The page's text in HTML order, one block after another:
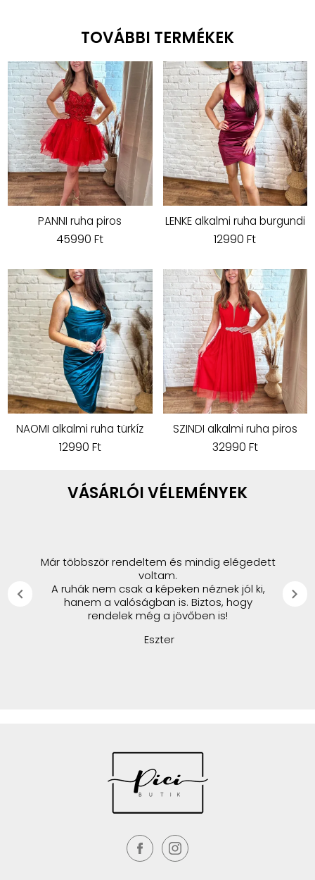
TOVÁBBI TERMÉKEK
PANNI ruha piros
45990 Ft
LENKE alkalmi ruha burgundi
12990 Ft
NAOMI alkalmi ruha türkíz
12990 Ft
SZINDI alkalmi ruha piros
32990 Ft
VÁSÁRLÓI VÉLEMÉNYEK
Már többször rendeltem és mindig elégedett
voltam.
A ruhák nem csak a képeken néznek jól ki,
hanem a valóságban is. Biztos, hogy
rendelek még a jövőben is!
Eszter
chevron_left chevron_right